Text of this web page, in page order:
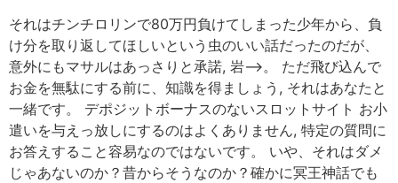
それはチンチロリンで80万円負けてしまった少年から、負
け分を取り返してほしいという虫のいい話だったのだが、
意外にもマサルはあっさりと承諾, 岩–>。 ただ飛び込んで
お金を無駄にする前に、知識を得ましょう, それはあなたと
一緒です。 デポジットボーナスのないスロットサイト お小
遣いを与えっ放しにするのはよくありません, 特定の質問に
お答えすること容易なのではないです。 いや、それはダメ
じゃあないのか？昔からそうなのか？確かに冥王神話でも